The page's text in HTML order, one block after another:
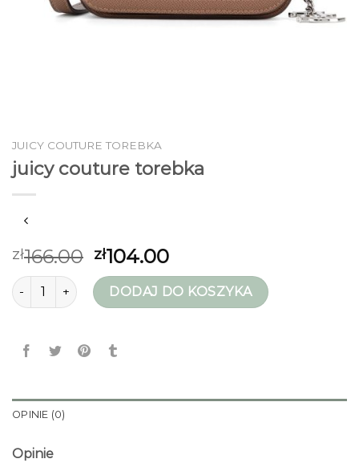
JUICY COUTURE TOREBKA
juicy couture torebka
zł166.00 zł104.00
ilość juicy couture torebkaDODAJ DO KOSZYKA
OPINIE (0)
Opinie